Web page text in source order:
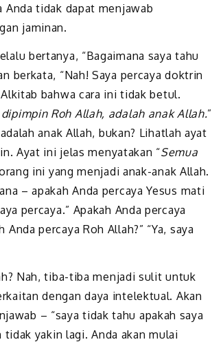
Anda tidak dapat menjawab
jaminan.
bertanya, “Bagaimana saya tahu
berkata, “Nah! Saya percaya doktrin
bahwa cara ini tidak betul.
Roh Allah, adalah anak Allah.”
anak Allah, bukan? Lihatlah ayat
Ayat ini jelas menyatakan “Semua
ini yang menjadi anak-anak Allah.
– apakah Anda percaya Yesus mati
percaya.” Apakah Anda percaya
percaya Roh Allah?” “Ya, saya
Nah, tiba-tiba menjadi sulit untuk
dengan daya intelektual. Akan
– “saya tidak tahu apakah saya
yakin lagi. Anda akan mulai